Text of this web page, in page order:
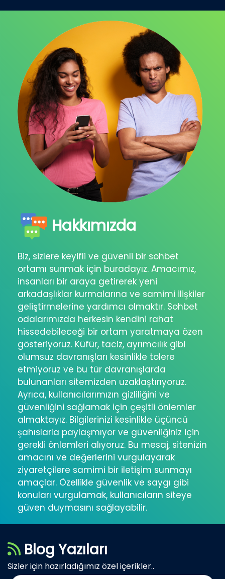
Hakkımızda
Biz, sizlere keyifli ve güvenli bir sohbet
ortamı sunmak için buradayız. Amacımız,
insanları bir araya getirerek yeni
arkadaşlıklar kurmalarına ve samimi ilişkiler
geliştirmelerine yardımcı olmaktır. Sohbet
odalarımızda herkesin kendini rahat
hissedebileceği bir ortam yaratmaya özen
gösteriyoruz. Küfür, taciz, ayrımcılık gibi
olumsuz davranışları kesinlikle tolere
etmiyoruz ve bu tür davranışlarda
bulunanları sitemizden uzaklaştırıyoruz.
Ayrıca, kullanıcılarımızın gizliliğini ve
güvenliğini sağlamak için çeşitli önlemler
almaktayız. Bilgilerinizi kesinlikle üçüncü
şahıslarla paylaşmıyor ve güvenliğiniz için
gerekli önlemleri alıyoruz. Bu mesaj, sitenizin
amacını ve değerlerini vurgulayarak
ziyaretçilere samimi bir iletişim sunmayı
amaçlar. Özellikle güvenlik ve saygı gibi
konuları vurgulamak, kullanıcıların siteye
güven duymasını sağlayabilir.
Blog Yazıları
Sizler için hazırladığımız özel içerikler..